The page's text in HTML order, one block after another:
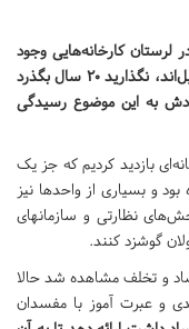
لرستان کارخانه‌هایی وجود
دارد که بیش از ۱۰ سال است که راکد و نیمه‌تعطیل‌اند، نگذارید ۲۰ سال بگذرد
به این موضوع رسیدگی
بازدید کردیم که جز یک
و بسیاری از واحدها نیز
نظارتی و سازمانهای
گوشزد کنند.
و تخلف مشاهده شد حالا
و عبرت آموز با مفسدان